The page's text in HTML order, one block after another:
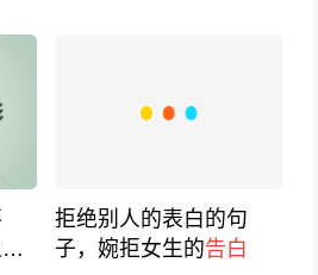
拒绝别人的表白的句
子，婉拒女生的告白